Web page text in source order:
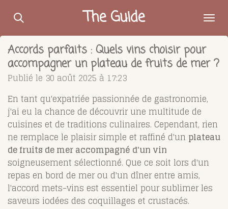
Passer
contenu
principal
The Guide
Accords parfaits : Quels vins choisir pour
accompagner un plateau de fruits de mer ?
Publié le 30 août 2025 à 17:23
En tant qu'expatriée passionnée de gastronomie,
j'ai eu la chance de découvrir une multitude de
cuisines et de traditions culinaires. Cependant, rien
ne remplace le plaisir simple et raffiné d'un plateau
de fruits de mer accompagné d'un vin
soigneusement sélectionné. Que ce soit lors d'un
repas en bord de mer ou d'un dîner entre amis,
l'accord mets-vins est essentiel pour sublimer les
saveurs iodées des coquillages et crustacés.